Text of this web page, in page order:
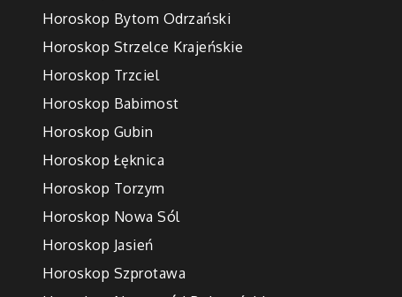
Horoskop Bytom Odrzański
Horoskop Strzelce Krajeńskie
Horoskop Trzciel
Horoskop Babimost
Horoskop Gubin
Horoskop Łęknica
Horoskop Torzym
Horoskop Nowa Sól
Horoskop Jasień
Horoskop Szprotawa